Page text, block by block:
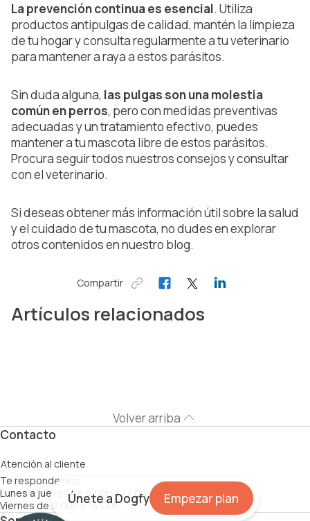
La prevención continua es esencial. Utiliza
productos antipulgas de calidad, mantén la limpieza
de tu hogar y consulta regularmente a tu veterinario
para mantener a raya a estos parásitos.
Sin duda alguna, las pulgas son una molestia
común en perros, pero con medidas preventivas
adecuadas y un tratamiento efectivo, puedes
mantener a tu mascota libre de estos parásitos.
Procura seguir todos nuestros consejos y consultar
con el veterinario.
Si deseas obtener más información útil sobre la salud
y el cuidado de tu mascota, no dudes en explorar
otros contenidos en nuestro blog.
Compartir
Artículos relacionados
Únete a Dogfy Empezar plan
Volver arriba
Contacto
Atención al cliente
Te respondemos:
Lunes a jueves de 9:00h a 17:00h.
Viernes de 9:00h a 14:00h.